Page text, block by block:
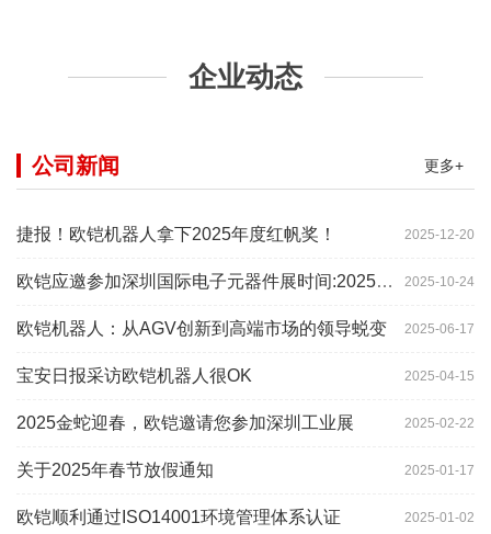
企业动态
更多+
公司新闻
2025-12-20
捷报！欧铠机器人拿下2025年度红帆奖！
2025-10-24
欧铠应邀参加深圳国际电子元器件展时间:2025年10月28-
2025-06-17
欧铠机器人：从AGV创新到高端市场的领导蜕变
2025-04-15
宝安日报采访欧铠机器人很OK
2025-02-22
2025金蛇迎春，欧铠邀请您参加深圳工业展
2025-01-17
关于2025年春节放假通知
2025-01-02
欧铠顺利通过ISO14001环境管理体系认证